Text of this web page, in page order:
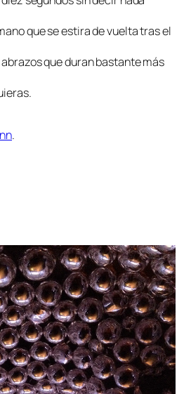
que se estira de vuelta tras el
que duran bastante más
.